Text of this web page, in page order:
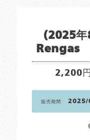
(2025年
Rengas
2,200
販売期間 2025/